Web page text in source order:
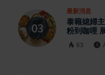
最新消息
泰籍媳婦
粉到咖哩
63